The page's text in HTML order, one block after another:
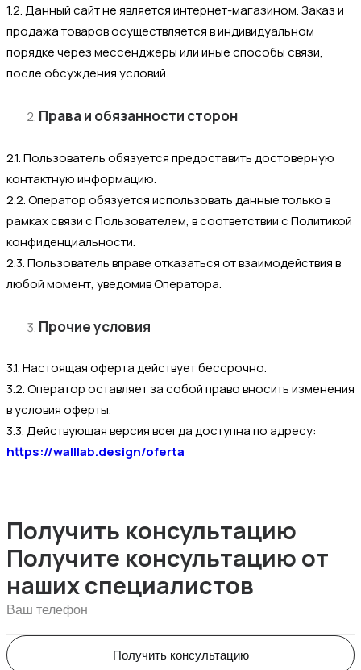
1.2. Данный сайт не является интернет-магазином. Заказ и
продажа товаров осуществляется в индивидуальном
порядке через мессенджеры или иные способы связи,
после обсуждения условий.
Права и обязанности сторон
2.1. Пользователь обязуется предоставить достоверную
контактную информацию.
2.2. Оператор обязуется использовать данные только в
рамках связи с Пользователем, в соответствии с Политикой
конфиденциальности.
2.3. Пользователь вправе отказаться от взаимодействия в
любой момент, уведомив Оператора.
Прочие условия
3.1. Настоящая оферта действует бессрочно.
3.2. Оператор оставляет за собой право вносить изменения
в условия оферты.
3.3. Действующая версия всегда доступна по адресу:
https://walllab.design/oferta
Получить консультацию
Получите консультацию от
наших специалистов
Получить консультацию